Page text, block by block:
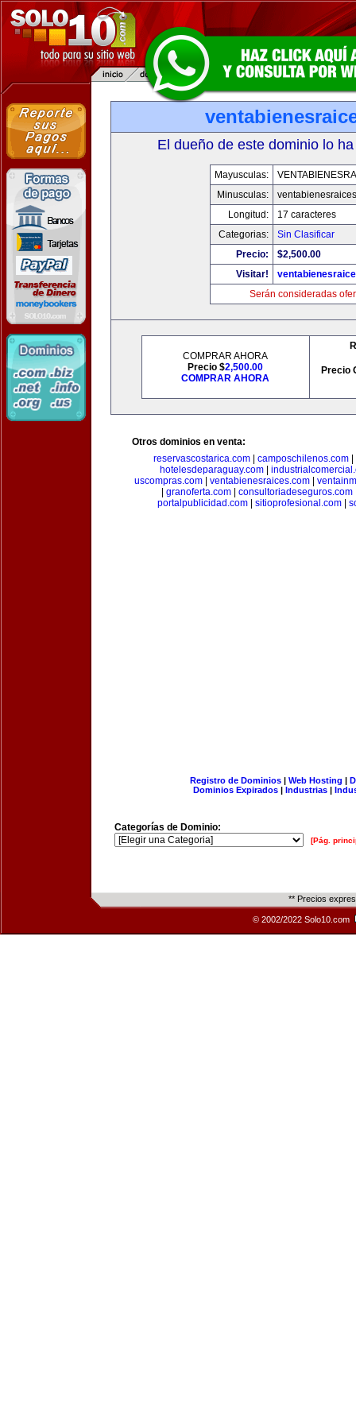
El dueño de este dominio lo
Mayusculas:
Minusculas:
Longitud:
17 caracteres
Categorias:
Sin Clasificar
Precio:
$2,500.00
Visitar!
Serán consideradas
COMPRAR AHORA
Precio $2,500.00
COMPRAR AHORA
Precio
Otros dominios en venta:
reservascostarica.com
camposchilenos.com
hotelesdeparaguay.com|
uscompras.com| ventabienesraices.com|
granoferta.com| consultoriadeseguros.com
portalpublicidad.com
sitioprofesional.com
Registro de Dominios| Web Hosting |
Dominios Expirados | Industrias |
Categorías de Dominio:
[Pág.
** Precios
© 2002/2022 Solo10.com